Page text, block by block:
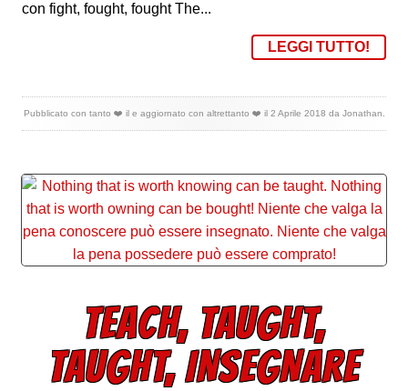
con fight, fought, fought The...
LEGGI TUTTO!
Pubblicato con tanto ❤️ il e aggiornato con altrettanto ❤️ il 2 Aprile 2018 da Jonathan
TEACH, TAUGHT,
TAUGHT, INSEGNARE